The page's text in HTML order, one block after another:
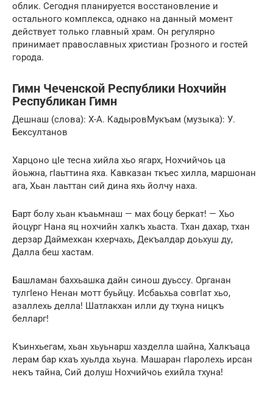
облик. Сегодня планируется восстановление и
остального комплекса, однако на данный момент
действует только главный храм. Он регулярно
принимает православных христиан Грозного и гостей
города.
Гимн Чеченской Республики Нохчийн
Республикан Гимн
Дешнаш (слова): Х-А. КадыровМукъам (музыка): У.
Бексултанов
Харцоно цIе тесна хийла хьо ягарх, Нохчийчоь ца
йоьжна, гIаьттина яха. Кавказан ткъес хилла, маршонан
ага, Хьан лаьттан сий дина яхь йолчу наха.
Барт болу хьан къаьмнаш — мах боцу беркат! — Хьо
йоцург Нана яц нохчийн халкъ хьаста. Тхан дахар, тхан
дерзар Даймехкан кхерчахь, Декъалдар доьхуш ду,
Далла беш хастам.
Башламан баххьашка дайн синош дуьссу. Органан
тулгIено Ненан мотт буьйцу. Исбаьхьа совгIат хьо,
азаллехь делла! Шатлакхан илли ду тхуна ницкъ
белларг!
Къинхьегам, хьан хьуьнарш хазделла шайна, Халкъаца
лерам бар кхаъ хуьлда хьуна. Машаран гIаролехь ирсан
некъ тайна, Сий долуш Нохчийчоь ехийла тхуна!